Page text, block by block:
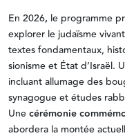
En 2026, le programme
explorer le judaïsme
textes fondamentaux,
sionisme et État d’Israël.
incluant allumage des
synagogue et études
Unecérémonie
abordera la montée